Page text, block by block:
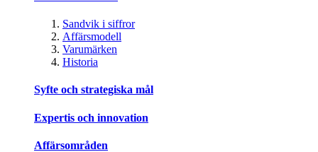
Sandvik i siffror
Affärsmodell
Varumärken
Historia
Syfte och strategiska mål
Expertis och innovation
Affärsområden